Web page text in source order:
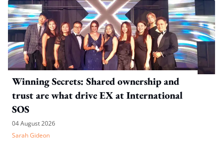
Winning Secrets: Shared ownership and
trust are what drive EX at International
SOS
04 August 2026
Sarah Gideon